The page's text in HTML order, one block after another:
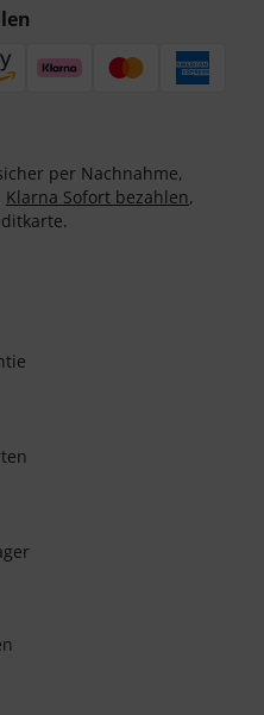
per Nachnahme,
Klarna Sofort bezahlen,